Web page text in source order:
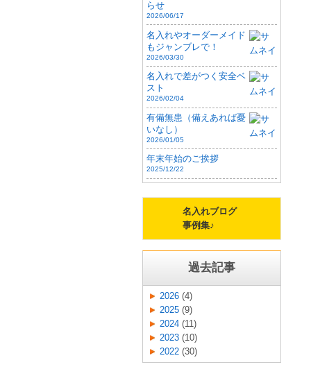
らせ
2026/06/17
名入れやオーダーメイド
もジャンブレで！
2026/03/30
名入れで差がつく安全ベ
スト
2026/02/04
有備無患（備えあれば憂
いなし）
2026/01/05
年末年始のご挨拶
2025/12/22
名入れブログ
事例集♪
過去記事
2026 (4)
2025 (9)
2024 (11)
2023 (10)
2022 (30)